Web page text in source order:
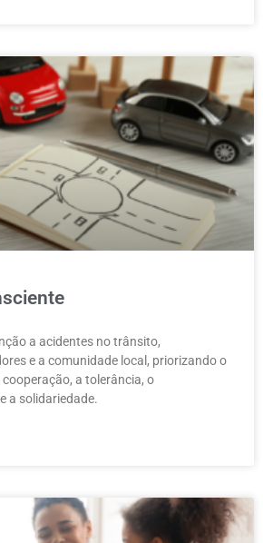
a acidentes no trânsito,
e a comunidade local, priorizando o
a tolerância, o
a solidariedade.